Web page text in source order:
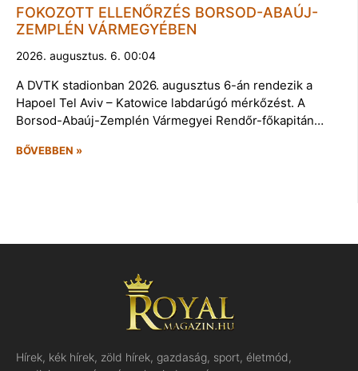
FOKOZOTT ELLENŐRZÉS BORSOD-ABAÚJ-
ZEMPLÉN VÁRMEGYÉBEN
2026. augusztus. 6. 00:04
A DVTK stadionban 2026. augusztus 6-án rendezik a
Hapoel Tel Aviv – Katowice labdarúgó mérkőzést. A
Borsod-Abaúj-Zemplén Vármegyei Rendőr-főkapitán…
BŐVEBBEN »
Hírek, kék hírek, zöld hírek, gazdaság, sport, életmód,